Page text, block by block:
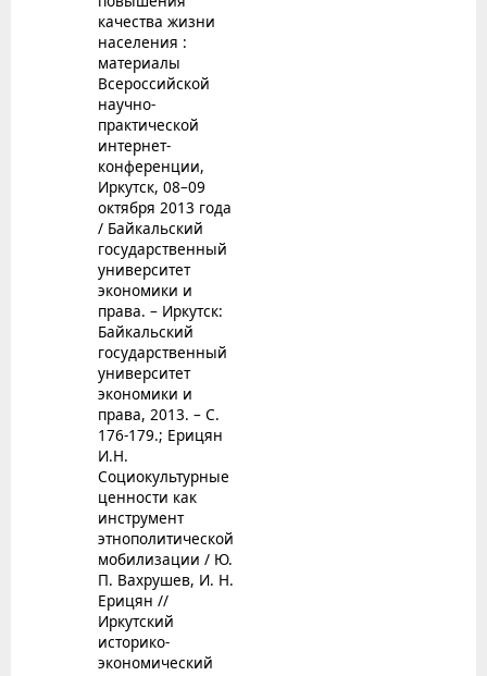
качества жизни
населения :
материалы
Всероссийской
научно-
практической
интернет-
конференции,
Иркутск, 08–09
октября 2013 года
/ Байкальский
государственный
университет
экономики и
права. – Иркутск:
Байкальский
государственный
университет
экономики и
права, 2013. – С.
176-179.; Ерицян
И.Н.
Социокультурные
ценности как
инструмент
этнополитической
мобилизации / Ю.
П. Вахрушев, И. Н.
Ерицян //
Иркутский
историко-
экономический